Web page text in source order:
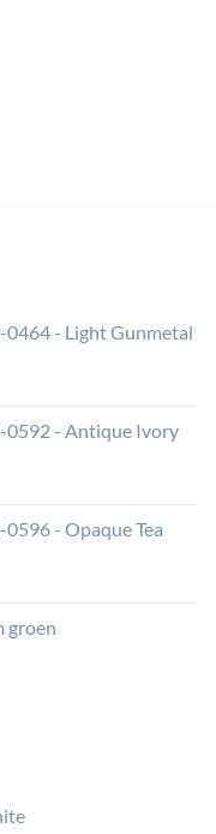
0464 - Light Gunmetal
0592 - Antique Ivory
- Opaque Tea
groen